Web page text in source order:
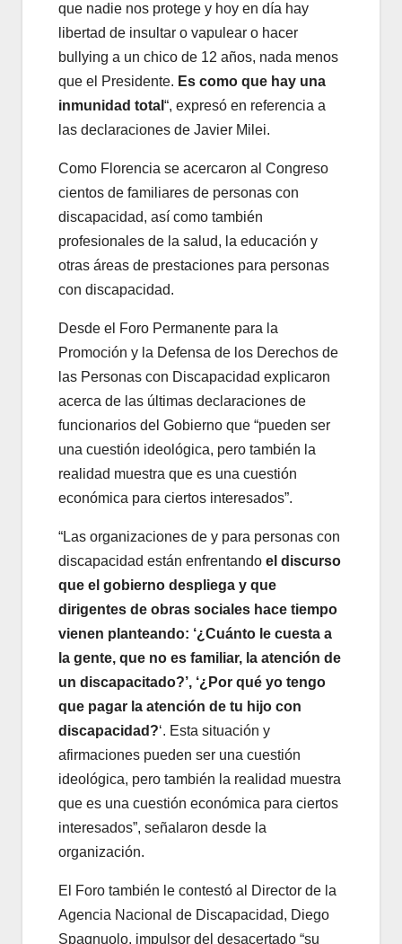
que nadie nos protege y hoy en día hay
libertad de insultar o vapulear o hacer
bullying a un chico de 12 años, nada menos
que el Presidente. Es como que hay una
inmunidad total “, expresó en referencia a
las declaraciones de Javier Milei.
Como Florencia se acercaron al Congreso
cientos de familiares de personas con
discapacidad, así como también
profesionales de la salud, la educación y
otras áreas de prestaciones para personas
con discapacidad.
Desde el Foro Permanente para la
Promoción y la Defensa de los Derechos de
las Personas con Discapacidad explicaron
acerca de las últimas declaraciones de
funcionarios del Gobierno que “pueden ser
una cuestión ideológica, pero también la
realidad muestra que es una cuestión
económica para ciertos interesados”.
“Las organizaciones de y para personas con
discapacidad están enfrentando el discurso
que el gobierno despliega y que
dirigentes de obras sociales hace tiempo
vienen planteando: ‘¿Cuánto le cuesta a
la gente, que no es familiar, la atención de
un discapacitado?’, ‘¿Por qué yo tengo
que pagar la atención de tu hijo con
discapacidad?‘. Esta situación y
afirmaciones pueden ser una cuestión
ideológica, pero también la realidad muestra
que es una cuestión económica para ciertos
interesados”, señalaron desde la
organización.
El Foro también le contestó al Director de la
Agencia Nacional de Discapacidad, Diego
Spagnuolo, impulsor del desacertado “su